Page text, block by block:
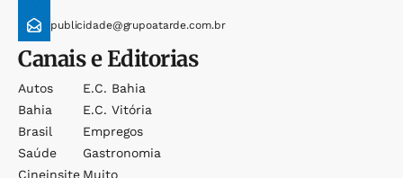
publicidade@grupoatarde.com.br
Canais e Editorias
Autos
Bahia
Brasil
Saúde
Cineinsite
E.c. Bahia
E.c. Vitória
Empregos
Gastronomia
Muito